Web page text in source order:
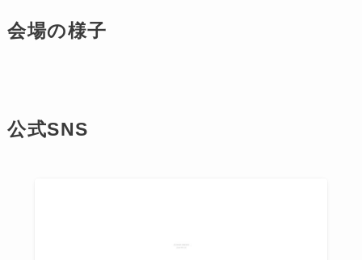
会場の様子
公式SNS